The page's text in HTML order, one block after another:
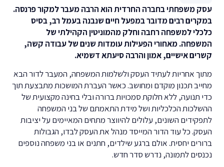
עסק משפחתי בחברה החרדית הוא הרבה מעבר למקור פרנסה.
במקרים רבים מדובר במפעל חיים שנבנה בעמל רב, בסיס
כלכלי למשפחה רחבה וחלק מהמוניטין הקהילתי של
המשפחה. מאחורי הפעילות עומדות שנים של עבודה קשה,
קשרים אישיים, אמון והרבה סיעתא דשמיא.
מתוך אחריות לעתיד העסק ולשלמות המשפחה, המעבר לדור הבא
מחייב תכנון מוקדם ומחושב. כאשר העברת המושכות מתבצעת תוך
כדי תנועה, ללא חלוקת סמכויות ברורה ובלי בחינה מקצועית של
ההשלכות הכלכליות ושל מידת התאמתם של בני המשפחה
לתפקידים השונים, עלולים להיווצר מתחים המאיימים על יציבות
העסק. כל עוד הדור המייסד מנהל את העסק לבדו, הגבולות
ברורים יחסית. אולם ברגע שילדים, חתנים או בני משפחה נוספים
נכנסים לתמונה, נדרש סדר חדש.